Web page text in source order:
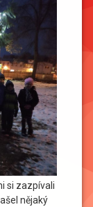
si zazpívali
nějaký